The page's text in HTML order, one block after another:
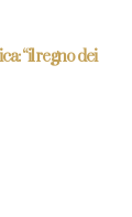
“il regno dei